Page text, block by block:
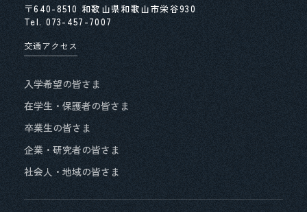
先輩職員の声
〒640-8510 和歌山県和歌山市栄谷930
Tel. 073-457-7007
交通アクセス
入学希望の皆さま
在学生・保護者の皆さま
卒業生の皆さま
企業・研究者の皆さま
社会人・地域の皆さま